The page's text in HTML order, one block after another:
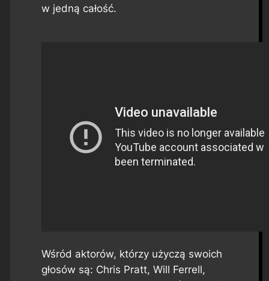
w jedną całość.
Wśród aktorów, którzy użyczą swoich
głosów są: Chris Pratt, Will Ferrell,